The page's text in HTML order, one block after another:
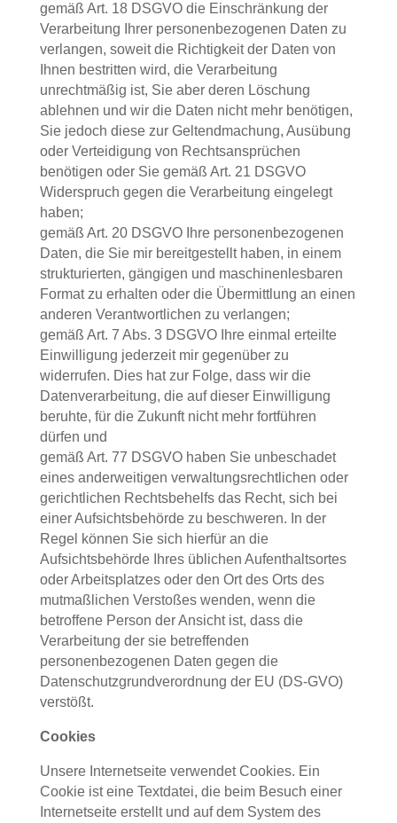
gemäß Art. 18 DSGVO die Einschränkung der
Verarbeitung Ihrer personenbezogenen Daten zu
verlangen, soweit die Richtigkeit der Daten von
Ihnen bestritten wird, die Verarbeitung
unrechtmäßig ist, Sie aber deren Löschung
ablehnen und wir die Daten nicht mehr benötigen,
Sie jedoch diese zur Geltendmachung, Ausübung
oder Verteidigung von Rechtsansprüchen
benötigen oder Sie gemäß Art. 21 DSGVO
Widerspruch gegen die Verarbeitung eingelegt
haben;
gemäß Art. 20 DSGVO Ihre personenbezogenen
Daten, die Sie mir bereitgestellt haben, in einem
strukturierten, gängigen und maschinenlesbaren
Format zu erhalten oder die Übermittlung an einen
anderen Verantwortlichen zu verlangen;
gemäß Art. 7 Abs. 3 DSGVO Ihre einmal erteilte
Einwilligung jederzeit mir gegenüber zu
widerrufen. Dies hat zur Folge, dass wir die
Datenverarbeitung, die auf dieser Einwilligung
beruhte, für die Zukunft nicht mehr fortführen
dürfen und
gemäß Art. 77 DSGVO haben Sie unbeschadet
eines anderweitigen verwaltungsrechtlichen oder
gerichtlichen Rechtsbehelfs das Recht, sich bei
einer Aufsichtsbehörde zu beschweren. In der
Regel können Sie sich hierfür an die
Aufsichtsbehörde Ihres üblichen Aufenthaltsortes
oder Arbeitsplatzes oder den Ort des Orts des
mutmaßlichen Verstoßes wenden, wenn die
betroffene Person der Ansicht ist, dass die
Verarbeitung der sie betreffenden
personenbezogenen Daten gegen die
Datenschutzgrundverordnung der EU (DS-GVO)
verstößt.
Cookies
Unsere Internetseite verwendet Cookies. Ein
Cookie ist eine Textdatei, die beim Besuch einer
Internetseite erstellt und auf dem System des